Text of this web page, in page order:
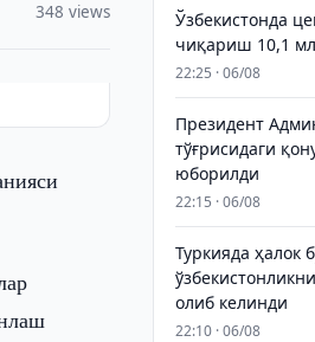
348 views
Ўзбекистонда
чиқариш 10,1
22:25 · 06/08
Президент
тўғрисидаги
юборилди
22:15 · 06/08
Туркияда ҳалок
олиб келинди
22:10 · 06/08